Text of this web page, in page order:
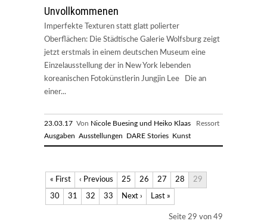
Unvollkommenen
Imperfekte Texturen statt glatt polierter
Oberflächen: Die Städtische Galerie Wolfsburg zeigt
jetzt erstmals in einem deutschen Museum eine
Einzelausstellung der in New York lebenden
koreanischen Fotokünstlerin Jungjin Lee Die an
einer...
23.03.17 Von Nicole Buesing und Heiko Klaas Ressort
Ausgaben Ausstellungen DARE Stories Kunst
« First ‹ Previous 25 26 27 28 29
30 31 32 33 Next › Last »
Seite 29 von 49